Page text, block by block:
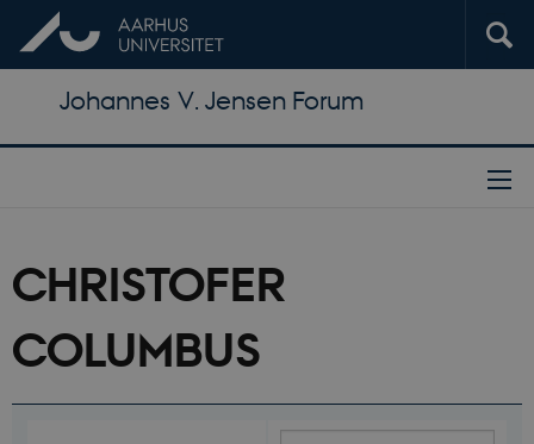
Johannes V. Jensen Forum
CHRISTOFER
COLUMBUS